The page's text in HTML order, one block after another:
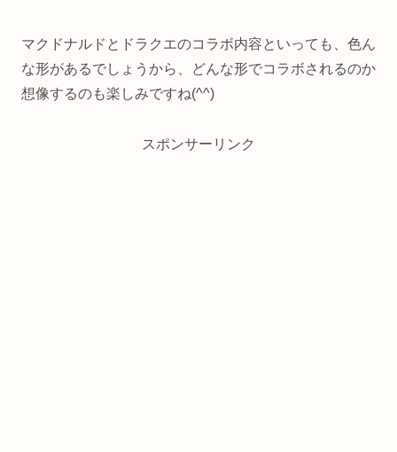
マクドナルドとドラクエのコラボ内容といっても、色ん
な形があるでしょうから、どんな形でコラボされるのか
想像するのも楽しみですね(^^)
スポンサーリンク